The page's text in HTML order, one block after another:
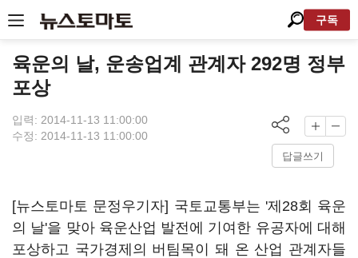
구독
육운의 날, 운송업계 관계자 292명 정부
포상
입력: 2014-11-13 11:00:00
수정: 2014-11-13 11:00:00
답글쓰기
[뉴스토마토 문정우기자] 국토교통부는 '제28회 육운
의 날'을 맞아 육운산업 발전에 기여한 유공자에 대해
포상하고 국가경제의 버팀목이 돼 온 산업 관계자들